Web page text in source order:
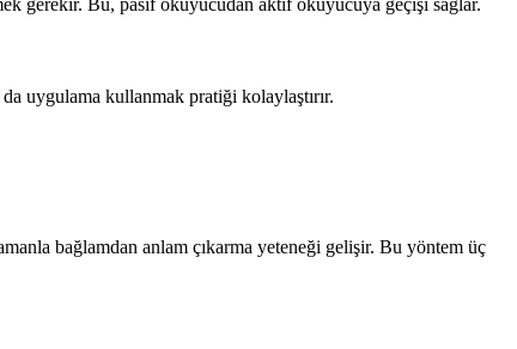
uygulama kullanmak pratiği kolaylaştırır.
bağlamdan anlam çıkarma yeteneği gelişir. Bu yöntem üç